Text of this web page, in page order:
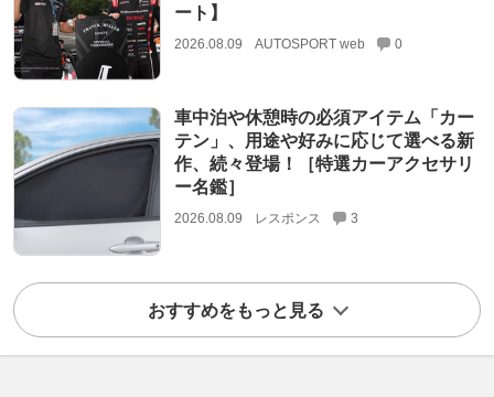
ート】
2026.08.09 AUTOSPORT web 0
車中泊や休憩時の必須アイテム「カー
テン」、用途や好みに応じて選べる新
作、続々登場！［特選カーアクセサリ
ー名鑑］
2026.08.09 レスポンス 3
おすすめをもっと見る